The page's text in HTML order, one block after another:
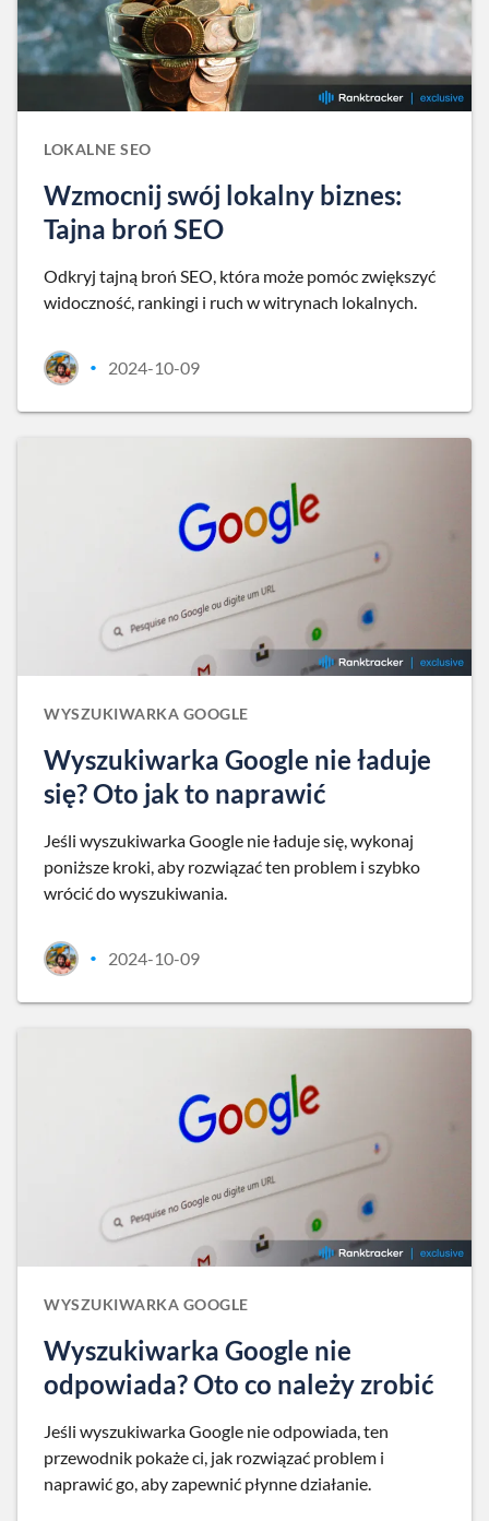
LOKALNE SEO
Wzmocnij swój lokalny biznes:
Tajna broń SEO
Odkryj tajną broń SEO, która może pomóc zwiększyć
widoczność, rankingi i ruch w witrynach lokalnych.
• 2024-10-09
WYSZUKIWARKA GOOGLE
Wyszukiwarka Google nie ładuje
się? Oto jak to naprawić
Jeśli wyszukiwarka Google nie ładuje się, wykonaj
poniższe kroki, aby rozwiązać ten problem i szybko
wrócić do wyszukiwania.
• 2024-10-09
WYSZUKIWARKA GOOGLE
Wyszukiwarka Google nie
odpowiada? Oto co należy zrobić
Jeśli wyszukiwarka Google nie odpowiada, ten
przewodnik pokaże ci, jak rozwiązać problem i
naprawić go, aby zapewnić płynne działanie.